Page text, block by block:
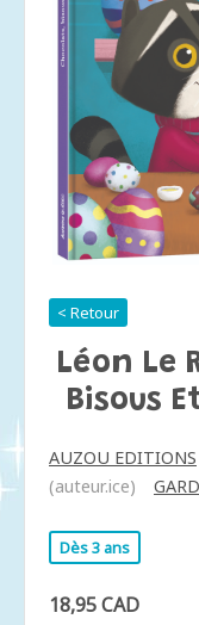
< Retour
Léon Le
Bisous
AUZOU EDITIONS
(auteur.ice)
Dès 3 ans
18,95 CAD